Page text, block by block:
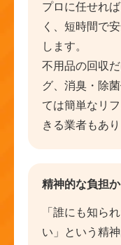
プロに任せれ
く、短時間で
します。
不用品の回収
グ、消臭・除
ては簡単なリ
きる業者もあり
精神的な負担
「誰にも知ら
い」という精